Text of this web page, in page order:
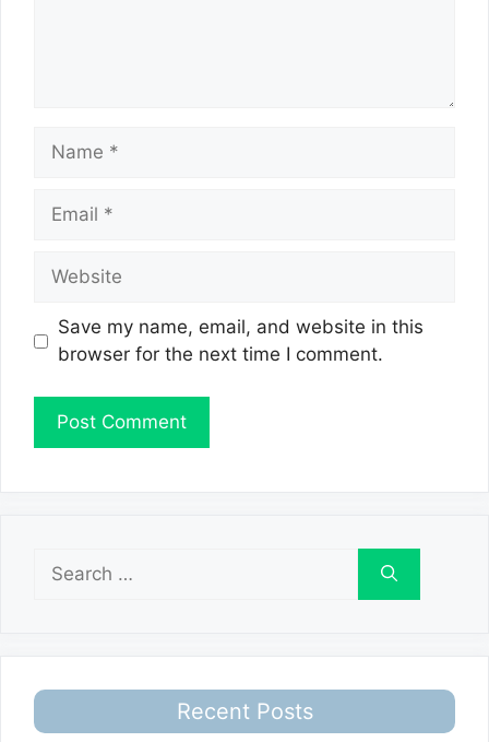
Name
Email
Website
Save my name, email, and website in this
browser for the next time I comment.
for:
Recent Posts